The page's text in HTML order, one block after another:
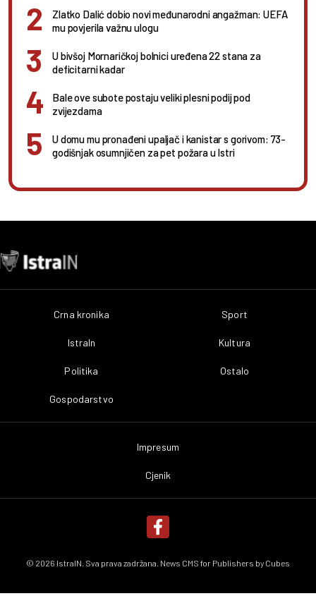
Zlatko Dalić dobio novi međunarodni angažman: UEFA
mu povjerila važnu ulogu
U bivšoj Mornaričkoj bolnici uređena 22 stana za
deficitarni kadar
Bale ove subote postaju veliki plesni podij pod
zvijezdama
U domu mu pronađeni upaljač i kanistar s gorivom: 73-
godišnjak osumnjičen za pet požara u Istri
Crna kronika
IstraIn
Politika
Gospodarstvo
Sport
Kultura
Ostalo
Impresum
Cjenik
© 2026 IstraIN. Sva prava zadržana. News CMS for Publishers by Cubes